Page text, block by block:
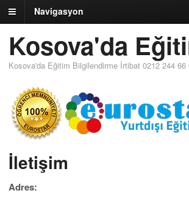
Navigasyon
Kosova'da
Kosova'da Eğitim Bilgilendirme İrtibat 0212 244
İletişim
Adres: